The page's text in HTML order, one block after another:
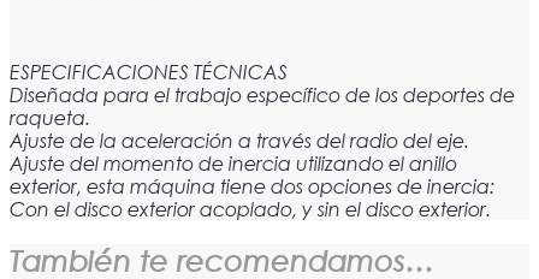
ESPECIFICACIONES TÉCNICAS
Diseñada para el trabajo específico de los deportes de
raqueta.
Ajuste de la aceleración a través del radio del eje.
Ajuste del momento de inercia utilizando el anillo
exterior, esta máquina tiene dos opciones de inercia:
Con el disco exterior acoplado, y sin el disco exterior.
También te recomendamos…